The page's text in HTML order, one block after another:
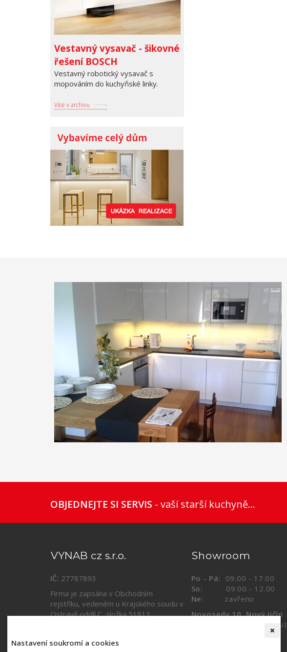
Nastavení soukromí a cookies
Vestavný vysavač - šikovné
řešení BOSCH
Vestavný robotický vysavač s
mopováním do kuchyňské linky.
Více v archivu
OBJEDNEJTE SI SERVIS - vaší starší kuchyně...
VYNAB cz s.r.o.
IČ: 27787893
Firma je zapsána v Obchodním
rejstříku, vedeném u Krajského soudu v
Ostravě oddíl C, složka51813.
Showroom
Po - Pá: 09.00 - 17.00
So: 09.00 - 12.00
Ne: zavřeno
Novosady 10, Nový Jičín
(vestibul Krytého bazénu)